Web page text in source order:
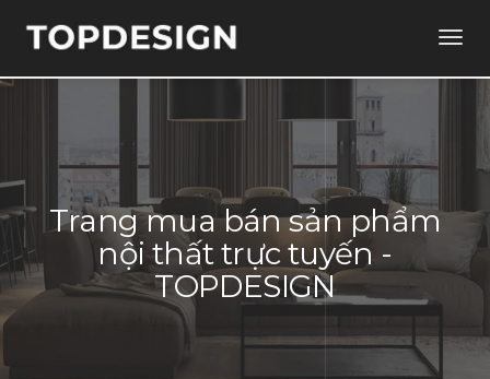
Trang mua bán sản phẩm
nội thất trực tuyến -
TOPDESIGN